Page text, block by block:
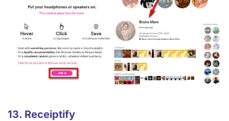
13. Receiptify